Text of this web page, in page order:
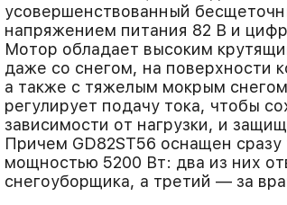
усовершенствованный
напряжением питания 82 В и
Мотор обладает высоким
даже со снегом, на поверхности
а также с тяжелым мокрым
регулирует подачу тока, чтобы
зависимости от нагрузки, и
Причем GD82ST56 оснащен
мощностью 5200 Вт: два из них
снегоуборщика, а третий — за